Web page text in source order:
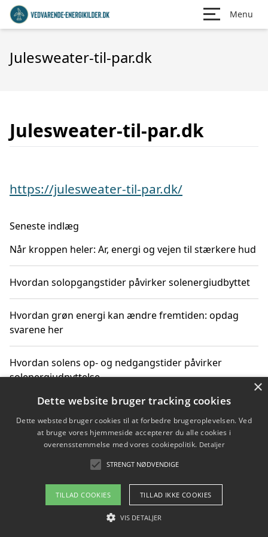
Menu
Julesweater-til-par.dk
Julesweater-til-par.dk
https://julesweater-til-par.dk/
Seneste indlæg
Når kroppen heler: Ar, energi og vejen til stærkere hud
Hvordan solopgangstider påvirker solenergiudbyttet
Hvordan grøn energi kan ændre fremtiden: opdag
svarene her
Hvordan solens op- og nedgangstider påvirker
solenergiudnyttelse
Hvordan du får svar på energispørgsmål om
vedvarende energikilder
Om / kontakt
Blog Betingelser
×
Dette website bruger tracking cookies
Dette websted bruger cookies til at forbedre brugeroplevelsen. Ved
at bruge vores hjemmeside accepterer du alle cookies i
overensstemmelse med vores cookiepolitik. Detaljer
STRENGT NØDVENDIGE
TILLAD COOKIES TILLAD IKKE COOKIES
VIS DETALJER